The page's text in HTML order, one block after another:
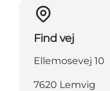
Find vej
Ellemosevej 10
7620 Lemvig